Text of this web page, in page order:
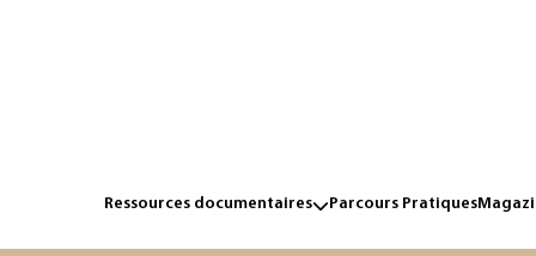
Ressources documentaires Parcours Pratiques